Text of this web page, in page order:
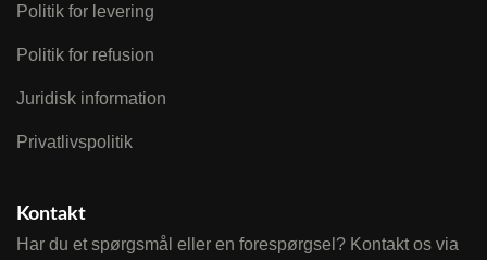
Politik for levering
Politik for refusion
Juridisk information
Privatlivspolitik
Kontakt
Har du et spørgsmål eller en forespørgsel? Kontakt os via